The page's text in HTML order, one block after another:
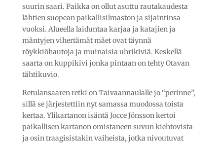
suurin saari. Paikka on ollut asuttu rautakaudesta
lähtien suopean paikallisilmaston ja sijaintinsa
vuoksi. Alueella laiduntaa karjaa ja katajien ja
mäntyjen vihertämät mäet ovat täynnä
röykkiöhautoja ja muinaisia uhrikiviä. Keskellä
saarta on kuppikivi jonka pintaan on tehty Otavan
tähtikuvio.
Retulansaaren retki on Taivaannaulalle jo “perinne”,
sillä se järjestettiin nyt samassa muodossa toista
kertaa. Ylikartanon isäntä Jocce Jönsson kertoi
paikallisen kartanon omistaneen suvun kiehtovista
ja osin traagisistakin vaiheista, jotka nivoutuvat